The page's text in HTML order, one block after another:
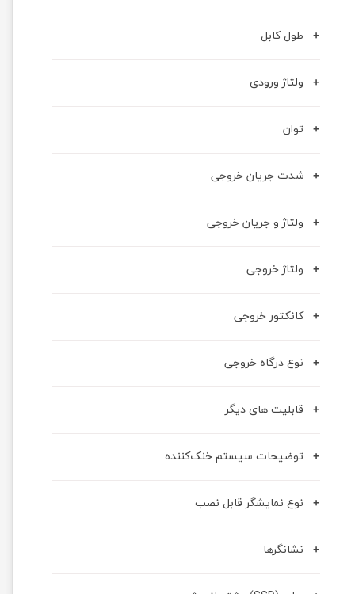
طول کابل
ولتاژ ورودی
توان
شدت جریان خروجی
ولتاژ و جریان خروجی
ولتاژ خروجی
کانکتور خروجی
نوع درگاه خروجی
قابلیت های دیگر
توضیحات سیستم خنک‌کننده
نوع نمایشگر قابل نصب
نشانگرها